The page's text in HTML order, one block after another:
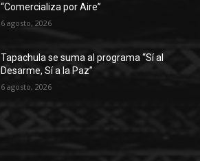
“Comercializa por Aire”
6 agosto, 2026
Tapachula se suma al programa “Sí al
Desarme, Sí a la Paz”
6 agosto, 2026